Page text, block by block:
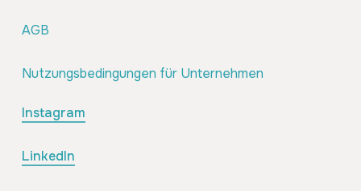
AGB
Nutzungsbedingungen für Unternehmen
Instagram
LinkedIn